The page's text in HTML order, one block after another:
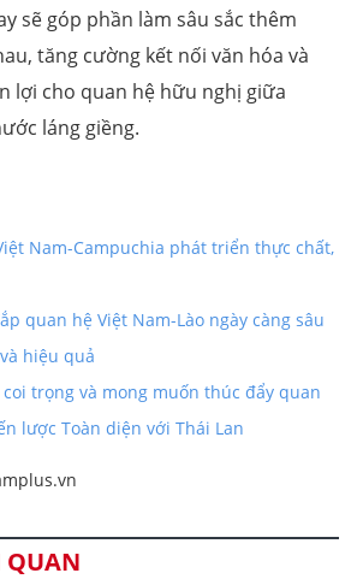
sẽ góp phần làm sâu sắc thêm
tăng cường kết nối văn hóa và
lợi cho quan hệ hữu nghị giữa
láng giềng.
Nam-Campuchia phát triển thực chất,
quan hệ Việt Nam-Lào ngày càng sâu
hiệu quả
trọng và mong muốn thúc đẩy quan
lược Toàn diện với Thái Lan
QUAN